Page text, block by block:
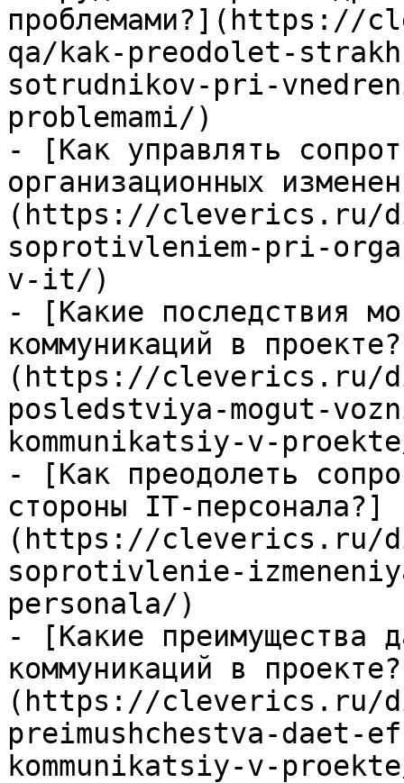
qa/kak-preodolet-
sotrudnikov-pri-
problemami/)
- [Как управлять
организационных
(https://cleverics.ru/
soprotivleniem-pri-
v-it/)
- [Какие последствия
коммуникаций в
(https://cleverics.ru/
posledstviya-mogut-
kommunikatsiy-v-
- [Как преодолеть
стороны IT-персонала?]
(https://cleverics.ru/
soprotivlenie-
personala/)
- [Какие преимущества
коммуникаций в
(https://cleverics.ru/
preimushchestva-daet-
kommunikatsiy-v-